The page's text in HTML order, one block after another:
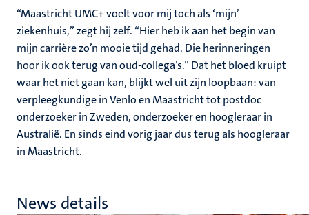
“Maastricht UMC+ voelt voor mij toch als ‘mijn’
ziekenhuis,” zegt hij zelf. “Hier heb ik aan het begin van
mijn carrière zo’n mooie tijd gehad. Die herinneringen
hoor ik ook terug van oud-collega’s.” Dat het bloed kruipt
waar het niet gaan kan, blijkt wel uit zijn loopbaan: van
verpleegkundige in Venlo en Maastricht tot postdoc
onderzoeker in Zweden, onderzoeker en hoogleraar in
Australië. En sinds eind vorig jaar dus terug als hoogleraar
in Maastricht.
News details